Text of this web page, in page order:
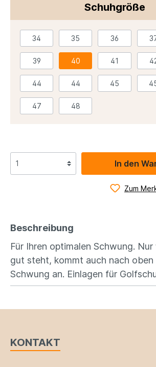
Schuhgröße
34 35 36
39 40 41
44 44 45
47 48
In den
Zum
Beschreibung
Für Ihren optimalen Schwung.
gut steht, kommt auch nach oben
Schwung an. Einlagen für
KONTAKT